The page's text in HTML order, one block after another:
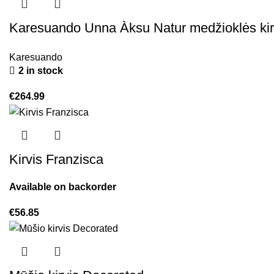
Karesuando Unna Àksu Natur medžioklės
Karesuando
2 in stock
€264.99
Kirvis Franzisca
Available on backorder
€56.85